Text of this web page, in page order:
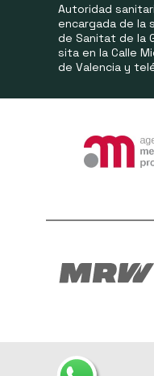
Autoridad
encargada de la
de Sanitat de la
sita en la Calle
de Valencia y